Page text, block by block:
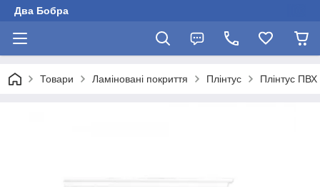
Два Бобра
Товари Ламіновані покриття Плінтус Плінтус